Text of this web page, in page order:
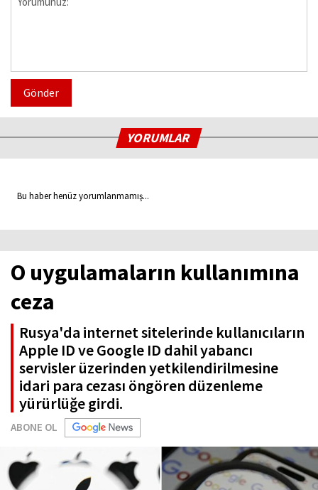
Gönder
YORUMLAR
Bu haber henüz yorumlanmamış...
O uygulamaların kullanımına
ceza
Rusya'da internet sitelerinde kullanıcıların
Apple ID ve Google ID dahil yabancı
servisler üzerinden yetkilendirilmesine
idari para cezası öngören düzenleme
yürürlüğe girdi.
ABONE OL